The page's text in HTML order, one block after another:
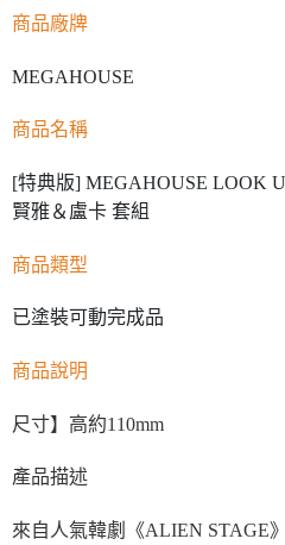
商品廠牌
MEGAHOUSE
商品名稱
[特典版] MEGAHOUSE LOOK
賢雅＆盧卡 套組
商品類型
已塗裝可動完成品
商品說明
尺寸】高約110mm
產品描述
來自人氣韓劇《ALIEN STAGE